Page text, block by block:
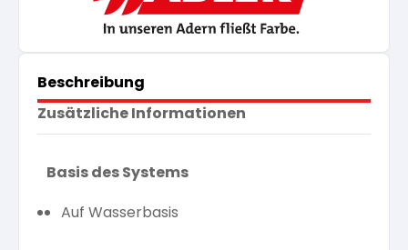
Beschreibung
Zusätzliche Informationen
Basis des Systems
Auf Wasserbasis